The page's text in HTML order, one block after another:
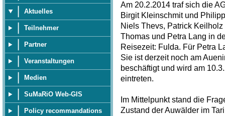
Aktuelles
Teilnehmer
Partner
Veranstaltungen
Medien
SuMaRiO Web-GIS
Policy recommandations
Am 20.2.2014 traf sich die
Birgit Kleinschmit und
Niels Thevs, Patrick
Thomas und Petra Lang in
Reisezeit: Fulda. Für Petra
Sie ist derzeit noch am
beschäftigt und wird am
eintreten.
Im Mittelpunkt stand die
Zustand der Auwälder im